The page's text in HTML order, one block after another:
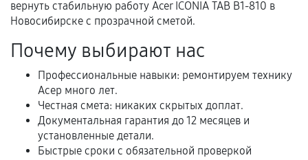
Гарантийный талон.
услуг и сроком гарантии.
Документы на установленные комплектующие
и кассовый чек.
Расширенная гарантия
вернуть стабильную работу Acer ICONIA TAB B1-810 в
Новосибирске с прозрачной сметой.
Почему выбирают нас
Профессиональные навыки: ремонтируем технику
Асер много лет.
Честная смета: никаких скрытых доплат.
Документальная гарантия до 12 месяцев и
установленные детали.
Быстрые сроки с обязательной проверкой